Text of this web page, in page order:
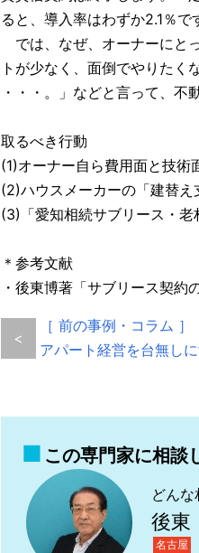
ると、導入率はわずか2.1％で
では、なぜ、オーナーにと
トが少なく、面倒でやりたく
・・・。」などと言って、不
取るべき行動
(1)オーナー自ら費用面と技術
(2)ハウスメーカーの「建替え
(3)「愛知相続サブリース・老
＊参考文献
・後東博著「サブリース契
<
［ 前の事例・コラム ］
アパート経営を台無し
この専門家に相談
どん
後
名古屋